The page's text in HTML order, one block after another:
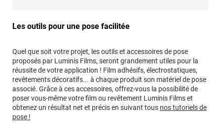
Les outils pour une pose facilitée
Quel que soit votre projet, les outils et accessoires de pose
proposés par Luminis Films, seront grandement utiles pour la
réussite de votre application ! Film adhésifs, électrostatiques,
revêtements décoratifs... à chaque produit son matériel de pose
associé. Grâce à ces accessoires, offrez-vous la possibilité de
poser vous-même votre film ou revêtement Luminis Films et
obtenez un résultat net et précis en suivant tous nos tutoriels de
pose !